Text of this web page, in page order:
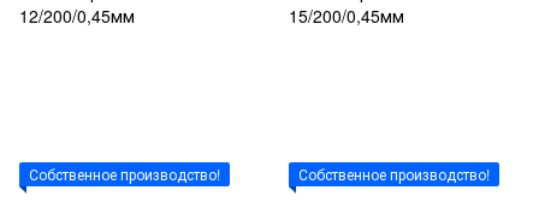
Собственное производство! Собственное производство!